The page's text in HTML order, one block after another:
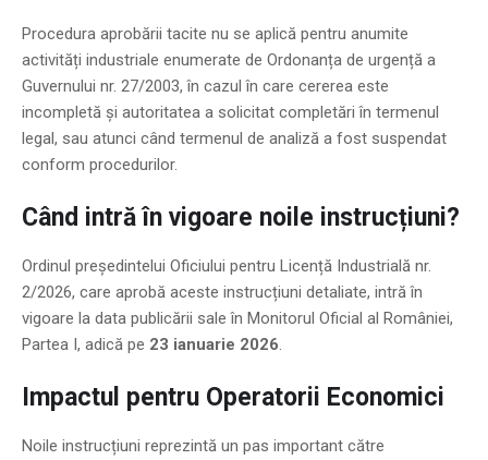
Procedura aprobării tacite nu se aplică pentru anumite
activități industriale enumerate de Ordonanța de urgență a
Guvernului nr. 27/2003, în cazul în care cererea este
incompletă și autoritatea a solicitat completări în termenul
legal, sau atunci când termenul de analiză a fost suspendat
conform procedurilor.
Când intră în vigoare noile instrucțiuni?
Ordinul președintelui Oficiului pentru Licență Industrială nr.
2/2026, care aprobă aceste instrucțiuni detaliate, intră în
vigoare la data publicării sale în Monitorul Oficial al României,
Partea I, adică pe 23 ianuarie 2026
Impactul pentru Operatorii Economici
Noile instrucțiuni reprezintă un pas important către